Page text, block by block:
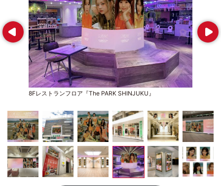
Prev
8Fレストランフロア『The PARK SHINJUKU』
Next